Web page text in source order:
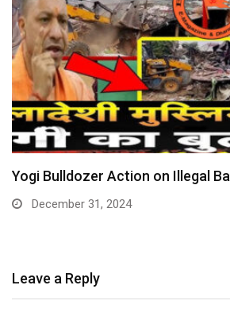
Yogi Bulldozer Action on Illegal
December 31, 2024
Leave a Reply